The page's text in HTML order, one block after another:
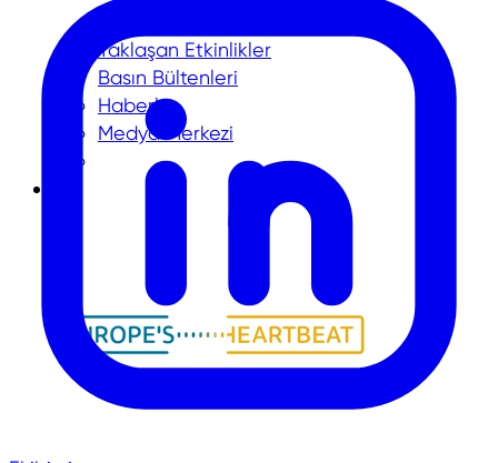
Yaklaşan Etkinlikler
Basın Bültenleri
Haberler
Medya Merkezi